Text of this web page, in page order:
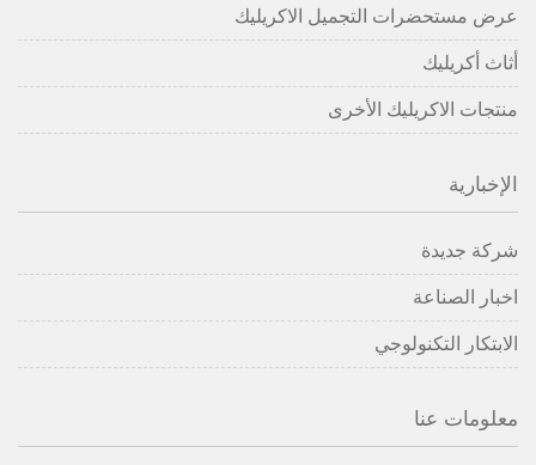
عرض مستحضرات التجميل الاكريليك
أثاث أكريليك
منتجات الاكريليك الأخرى
الإخبارية
شركة جديدة
اخبار الصناعة
الابتكار التكنولوجي
معلومات عنا